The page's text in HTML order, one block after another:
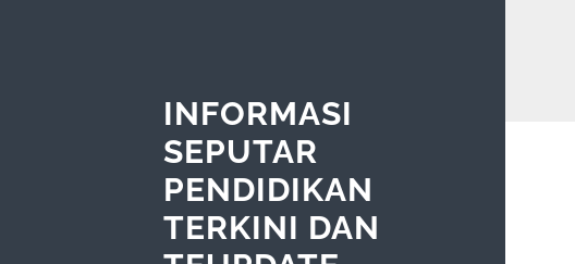
INFORMASI
SEPUTAR
PENDIDIKAN
TERKINI DAN